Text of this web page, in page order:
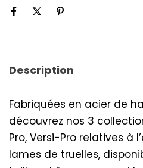
Description
Fabriquées en acier de
découvrez nos 3
Pro, Versi-Pro relatives à
lames de truelles,